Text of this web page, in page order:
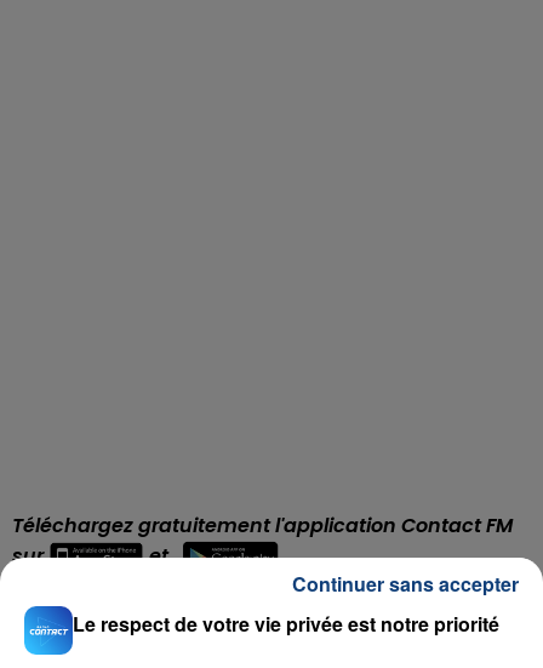
Téléchargez gratuitement l'application Contact FM
sur
et
Le respect de votre vie privée est notre priorité
Continuer sans accepter